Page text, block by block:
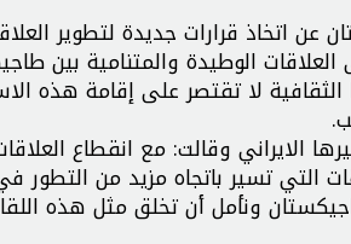
اتخاذ قرارات جديدة لتطوير
الوطيدة والمتنامية بين
لا تقتصر على إقامة هذه
الايراني وقالت: مع انقطاع
التي تسير باتجاه مزيد من
ونأمل أن تخلق مثل هذه